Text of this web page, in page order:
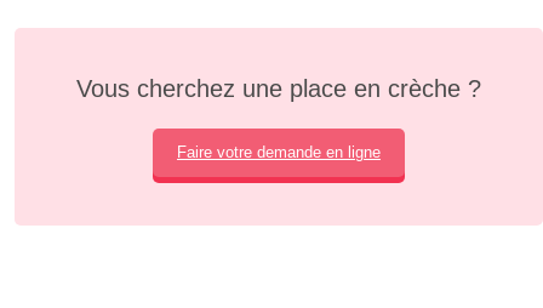
Vous cherchez une place en crèche ?
Faire votre demande en ligne